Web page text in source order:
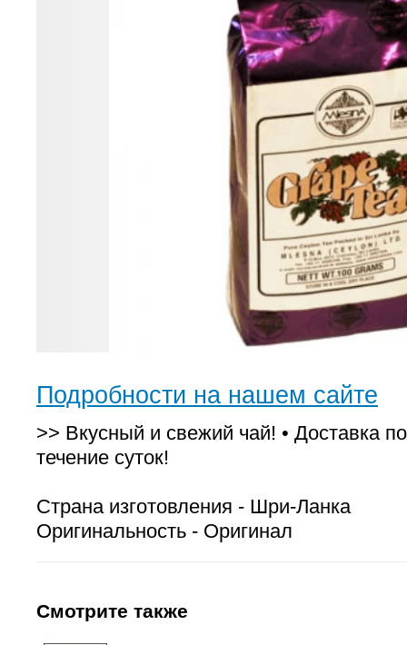
Подробности на нашем сайте
>> Вкусный и свежий чай! • Доставка
течение суток!
Страна изготовления - Шри-Ланка
Оригинальность - Оригинал
Смотрите также